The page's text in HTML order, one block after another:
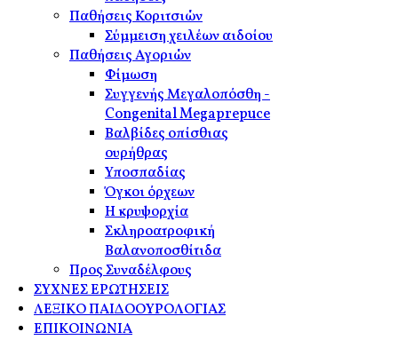
Παθήσεις Κοριτσιών
Σύμμειση χειλέων αιδοίου
Παθήσεις Αγοριών
Φίμωση
Συγγενής Μεγαλοπόσθη -
Congenital Megaprepuce
Βαλβίδες οπίσθιας
ουρήθρας
Υποσπαδίας
Όγκοι όρχεων
Η κρυψορχία
Σκληροατροφική
Βαλανοποσθίτιδα
Προς Συναδέλφους
ΣΥΧΝΕΣ ΕΡΩΤΗΣΕΙΣ
ΛΕΞΙΚΟ ΠΑΙΔΟΟΥΡΟΛΟΓΙΑΣ
ΕΠΙΚΟΙΝΩΝΙΑ